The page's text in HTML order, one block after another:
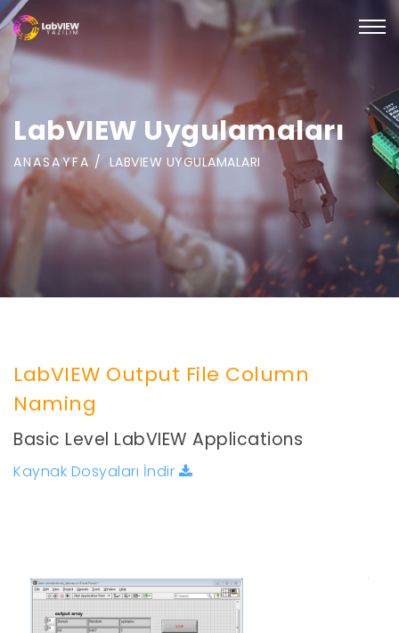
LabVIEW Uygulamaları
ANASAYFA LABVIEW UYGULAMALARI
LabVIEW Output File Column
Naming
Basic Level LabVIEW Applications
Kaynak Dosyaları İndir